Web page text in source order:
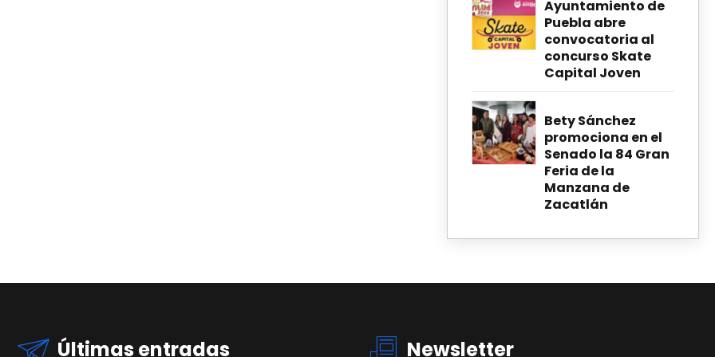
Ayuntamiento de
Puebla abre
convocatoria al
concurso Skate
Capital Joven
Bety Sánchez
promociona en el
Senado la 84 Gran
Feria de la
Manzana de
Zacatlán
Últimas entradas Newsletter